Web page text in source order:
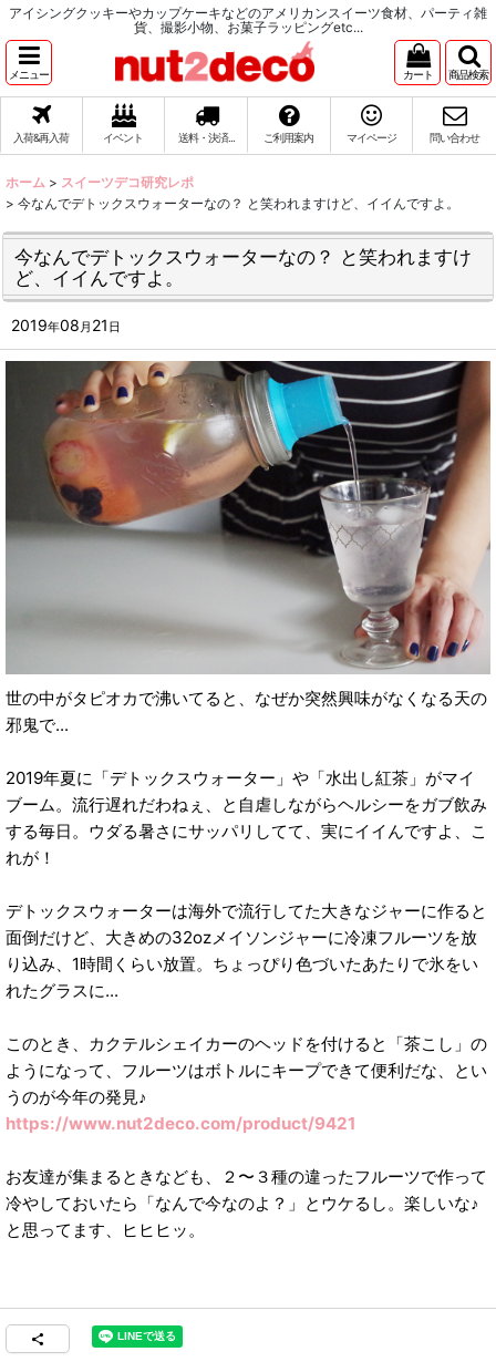
アイシングクッキーやカップケーキなどのアメリカンスイーツ食材、パーティ雑
貨、撮影小物、お菓子ラッピングetc...
メニュー カート 商品検索
入荷&再入荷 イベント 送料・決済... ご利用案内 マイページ 問い合わせ
ホーム > スイーツデコ研究レポ
> 今なんでデトックスウォーターなの？ と笑われますけど、イイんですよ。
今なんでデトックスウォーターなの？ と笑われますけ
ど、イイんですよ。
2019年08 月 21 日
世の中がタピオカで沸いてると、なぜか突然興味がなくなる天の
邪鬼で...
2019年夏に「デトックスウォーター」や「水出し紅茶」がマイ
ブーム。流行遅れだわねぇ、と自虐しながらヘルシーをガブ飲み
する毎日。ウダる暑さにサッパリしてて、実にイイんですよ、こ
れが！
デトックスウォーターは海外で流行してた大きなジャーに作ると
面倒だけど、大きめの32ozメイソンジャーに冷凍フルーツを放
り込み、1時間くらい放置。ちょっぴり色づいたあたりで氷をい
れたグラスに...
このとき、カクテルシェイカーのヘッドを付けると「茶こし」の
ようになって、フルーツはボトルにキープできて便利だな、とい
うのが今年の発見♪
https://www.nut2deco.com/product/9421
お友達が集まるときなども、２〜３種の違ったフルーツで作って
冷やしておいたら「なんで今なのよ？」とウケるし。楽しいな♪
と思ってます、ヒヒヒッ。